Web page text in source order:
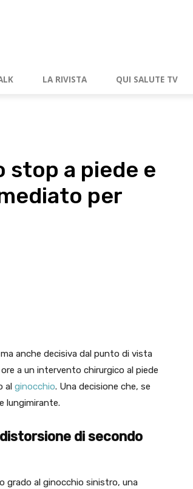
LA RIVISTA QUI SALUTE TV
stop a piede e
per
anche decisiva dal punto di vista
a un intervento chirurgico al piede
al ginocchio. Una decisione che, se
lungimirante.
di secondo
grado al ginocchio sinistro, una